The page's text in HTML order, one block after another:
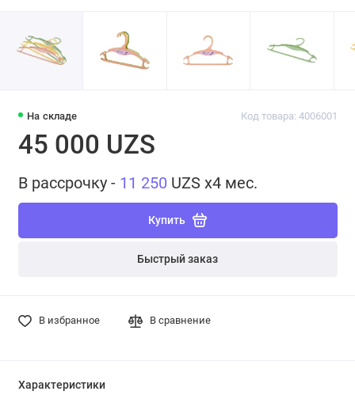
На складе Код товара: 4006001
45 000 UZS
В рассрочку - 11 250 UZS x4 мес.
Купить
Быстрый заказ
В избранное В сравнение
Характеристики